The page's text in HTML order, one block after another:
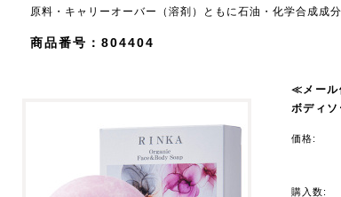
原料・キャリーオーバー（溶剤）ともに石油・化学合成成
商品番号：804404
≪メール
ボディ
価格:
購入数: